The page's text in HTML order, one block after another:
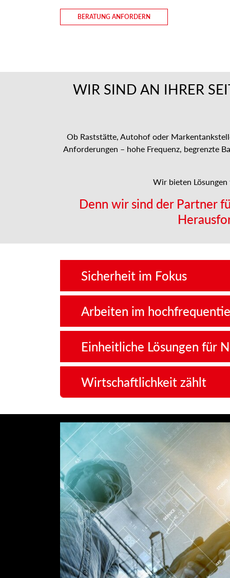
BERATUNG ANFORDERN
WIR SIND AN IHRER
Ob Raststätte, Autohof oder
Anforderungen – hohe Frequenz, begrenzte
Wir bieten
Denn wir sind der Partner
Sicherheit im Fokus
Arbeiten im
Einheitliche Lösungen für
Wirtschaftlichkeit zählt